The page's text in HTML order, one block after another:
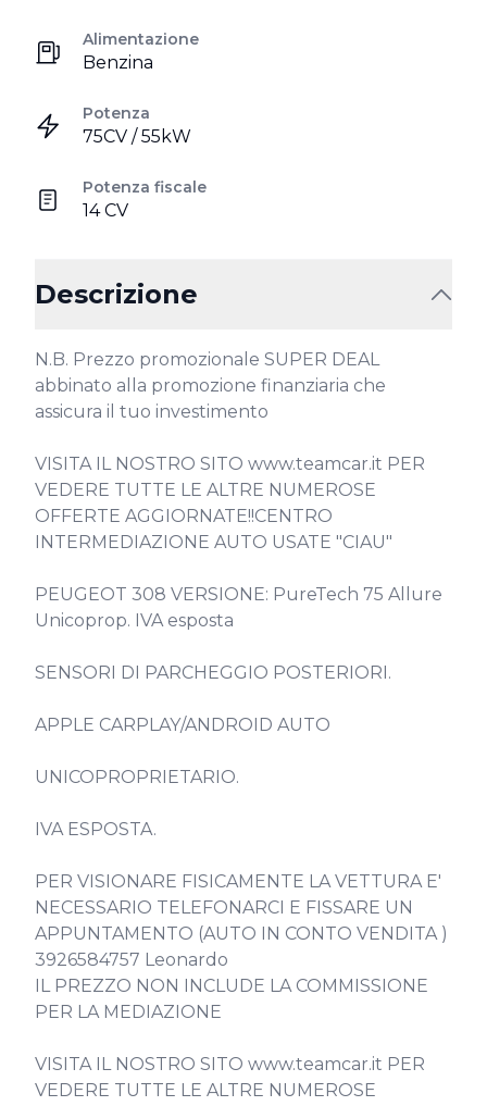
Alimentazione
Benzina
Potenza
75CV / 55kW
Potenza fiscale
14 CV
Descrizione
N.B. Prezzo promozionale SUPER DEAL
abbinato alla promozione finanziaria che
assicura il tuo investimento
VISITA IL NOSTRO SITO www.teamcar.it PER
VEDERE TUTTE LE ALTRE NUMEROSE
OFFERTE AGGIORNATE!!CENTRO
INTERMEDIAZIONE AUTO USATE "CIAU"
PEUGEOT 308 VERSIONE: PureTech 75 Allure
Unicoprop. IVA esposta
SENSORI DI PARCHEGGIO POSTERIORI.
APPLE CARPLAY/ANDROID AUTO
UNICOPROPRIETARIO.
IVA ESPOSTA.
PER VISIONARE FISICAMENTE LA VETTURA E'
NECESSARIO TELEFONARCI E FISSARE UN
APPUNTAMENTO (AUTO IN CONTO VENDITA )
3926584757 Leonardo
IL PREZZO NON INCLUDE LA COMMISSIONE
PER LA MEDIAZIONE
VISITA IL NOSTRO SITO www.teamcar.it PER
VEDERE TUTTE LE ALTRE NUMEROSE